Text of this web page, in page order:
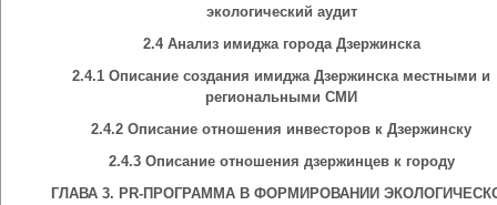
экологический аудит
2.4 Анализ имиджа города Дзержинска
2.4.1 Описание создания имиджа Дзержинска местными и
региональными СМИ
2.4.2 Описание отношения инвесторов к Дзержинску
2.4.3 Описание отношения дзержинцев к городу
ГЛАВА 3. PR-ПРОГРАММА В ФОРМИРОВАНИИ